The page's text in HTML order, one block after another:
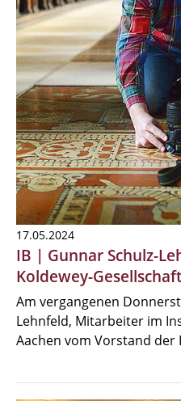
17.05.2024
IB | Gunnar Schulz-
Koldewey-Gesellschaft
Am vergangenen
Lehnfeld, Mitarbeiter im
Aachen vom Vorstand der